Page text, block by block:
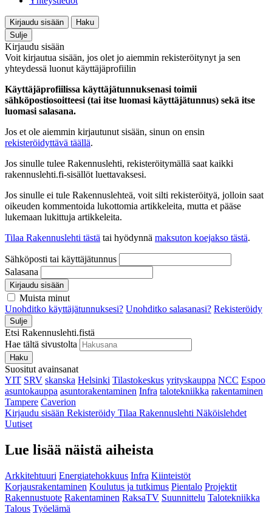
Kirjaudu sisään
Haku
Sulje
Kirjaudu sisään
Voit kirjautua sisään, jos olet jo aiemmin rekisteröitynyt ja sen
yhteydessä luonut käyttäjäprofiilin
Käyttäjäprofiilissa käyttäjätunnuksenasi toimii
sähköpostiosoitteesi (tai itse luomasi käyttäjätunnus) sekä itse
luomasi salasana.
Jos et ole aiemmin kirjautunut sisään, sinun on ensin
rekisteröidyttävä täällä.
Jos sinulle tulee Rakennuslehti, rekisteröitymällä saat kaikki
rakennuslehti.fi-sisällöt luettavaksesi.
Jos sinulle ei tule Rakennuslehteä, voit silti rekisteröityä, jolloin saat
oikeuden kommentoida lukottomia artikkeleita, mutta et pääse
lukemaan lukittuja artikkeleita.
Tilaa Rakennuslehti tästä tai hyödynnä maksuton koejakso tästä.
Sähköposti tai käyttäjätunnus
Salasana
Kirjaudu sisään
Muista minut
Unohditko käyttäjätunnuksesi? Unohditko salasanasi? Rekisteröidy
Sulje
Etsi Rakennuslehti.fistä
Hae tältä sivustolta
Haku
Suositut avainsanat
YIT SRV skanska Helsinki Tilastokeskus yrityskauppa NCC Espoo
asuntokauppa asuntorakentaminen Infra talotekniikka rakentaminen
Tampere Caverion
Kirjaudu sisään Rekisteröidy Tilaa Rakennuslehti Näköislehdet
Uutiset
Lue lisää näistä aiheista
Arkkitehtuuri Energiatehokkuus Infra Kiinteistöt
Korjausrakentaminen Koulutus ja tutkimus Pientalo Projektit
Rakennustuote Rakentaminen RaksaTV Suunnittelu Talotekniikka
Talous Työelämä